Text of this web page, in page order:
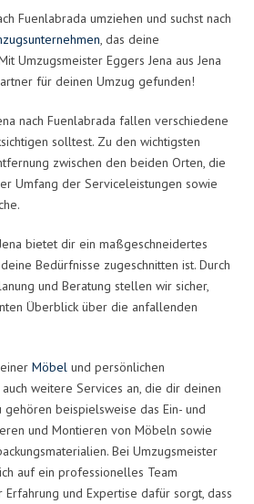
Fuenlabrada umziehen und suchst nach
, das deine
Umzugsmeister Eggers Jena aus Jena
für deinen Umzug gefunden!
nach Fuenlabrada fallen verschiedene
solltest. Zu den wichtigsten
zwischen den beiden Orten, die
Umfang der Serviceleistungen sowie
bietet dir ein maßgeschneidertes
Bedürfnisse zugeschnitten ist. Durch
und Beratung stellen wir sicher,
Überblick über die anfallenden
Möbel und persönlichen
weitere Services an, die dir deinen
gehören beispielsweise das Ein- und
und Montieren von Möbeln sowie
Bei Umzugsmeister
auf ein professionelles Team
Erfahrung und Expertise dafür sorgt, dass